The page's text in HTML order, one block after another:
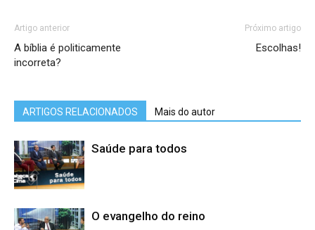
Artigo anterior
A bíblia é politicamente
incorreta?
Próximo artigo
Escolhas!
ARTIGOS RELACIONADOS Mais do autor
Saúde para todos
O evangelho do reino